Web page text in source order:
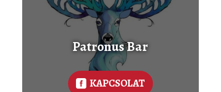
Patronus Bar
KAPCSOLAT